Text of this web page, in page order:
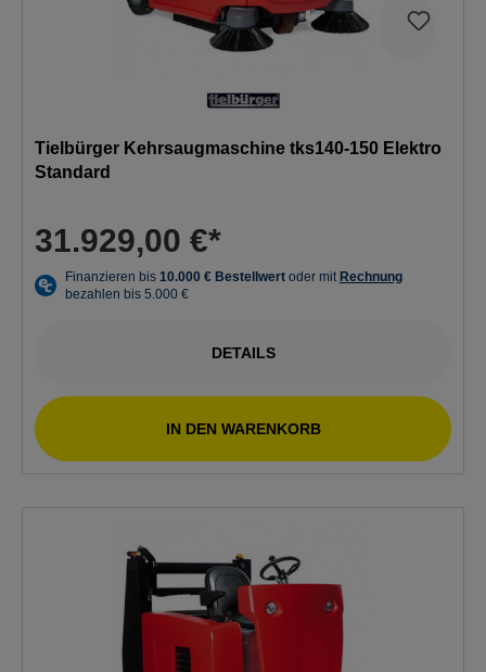
Tielbürger Kehrsaugmaschine tks140-150 Elektro
Standard
31.929,00 €*
DETAILS
IN DEN WARENKORB